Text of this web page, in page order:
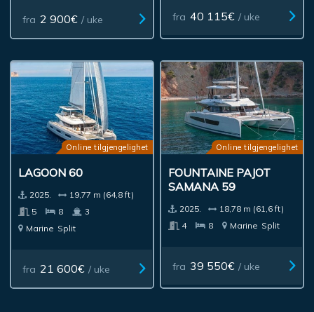
fra 2 900€ / uke fra 40 115€ / uke
Online tilgjengelighet
LAGOON 60
2025.
19,77 m (64,8 ft)
5
8
3
Marine Split
fra 21 600€ / uke
Online tilgjengelighet
FOUNTAINE PAJOT
SAMANA 59
2025.
18,78 m (61,6 ft)
4
8 Marine Split
fra 39 550€ / uke